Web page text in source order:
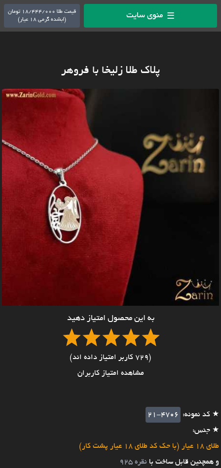
☰ منوی سایت
قیمت طلا 18/444/000 تومان
(ابشده گرمی 18 عیار)
پلاک طلا زلیخا با فروهر
به این محصول امتیاز دهید
(729 کاربر امتیاز داده اند)
مشاهده امتیاز کاربران
★ کد نمونه:
21-4706
★ جنس:
طلای 18 عیار (با حک کد طلای 18 عیار پشت کار)
و همچنین قابل ساخت با نقره 925